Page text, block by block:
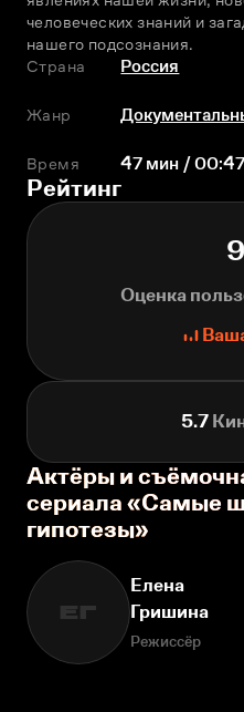
человеческих знаний и
нашего подсознания.
Страна
Россия
Жанр
Время 47 мин / 00:47
Рейтинг
Оценка
5.7
Актёры и
сериала «Самые
гипотезы»
ЕГ
Елена
Гришина
Режиссёр